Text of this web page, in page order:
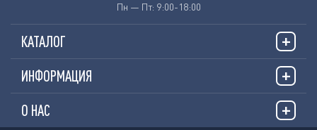
КАТАЛОГ
ИНФОРМАЦИЯ
О НАС
Пн — Пт: 9:00-18:00